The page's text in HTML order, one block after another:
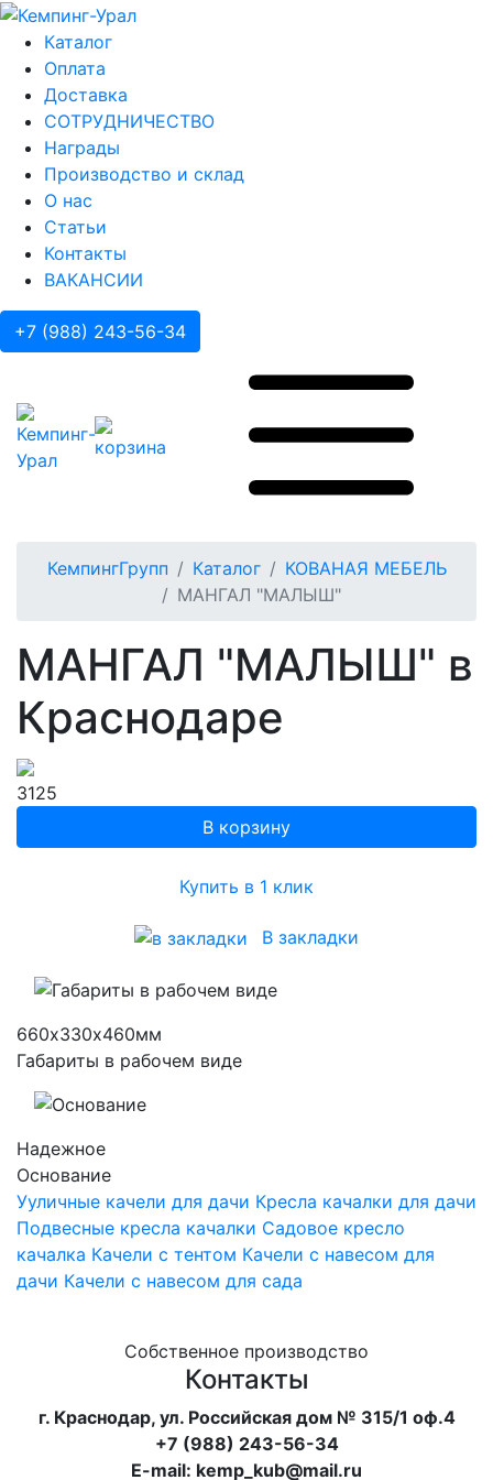
Каталог
Оплата
Доставка
СОТРУДНИЧЕСТВО
Награды
Производство и склад
О нас
Статьи
Контакты
ВАКАНСИИ
+7 (988) 243-56-34
КемпингГрупп Каталог
КОВАНАЯ МЕБЕЛЬ
МАНГАЛ "МАЛЫШ"
МАНГАЛ "МАЛЫШ" в
Краснодаре
3125
Купить в 1 клик
В закладки
660х330х460мм
Габариты в рабочем виде
Надежное
Основание
Ууличные качели для дачи Кресла качалки для дачи
Подвесные кресла качалки Садовое кресло
качалка Качели с тентом Качели с навесом для
дачи Качели с навесом для сада
Собственное производство
Контакты
г. Краснодар, ул. Российская дом № 315/1 оф.4
+7 (988) 243-56-34
E-mail: kemp_kub@mail.ru